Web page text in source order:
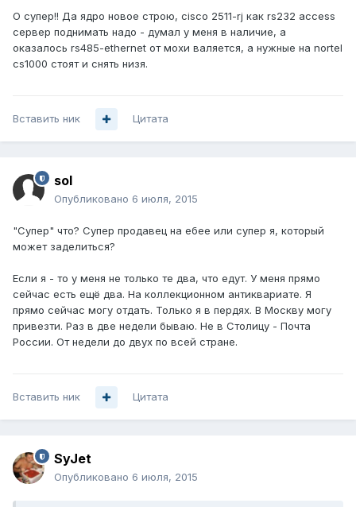
О супер!! Да ядро новое строю, cisco 2511-rj как rs232 access
сервер поднимать надо - думал у меня в наличие, а
оказалось rs485-ethernet от мохи валяется, а нужные на nortel
cs1000 стоят и снять низя.
Вставить ник Цитата
sol
Опубликовано 6 июля, 2015
"Супер" что? Супер продавец на ебее или супер я, который
может заделиться?
Если я - то у меня не только те два, что едут. У меня прямо
сейчас есть ещё два. На коллекционном антиквариате. Я
прямо сейчас могу отдать. Только я в пердях. В Москву могу
привезти. Раз в две недели бываю. Не в Столицу - Почта
России. От недели до двух по всей стране.
Вставить ник Цитата
SyJet
Опубликовано 6 июля, 2015